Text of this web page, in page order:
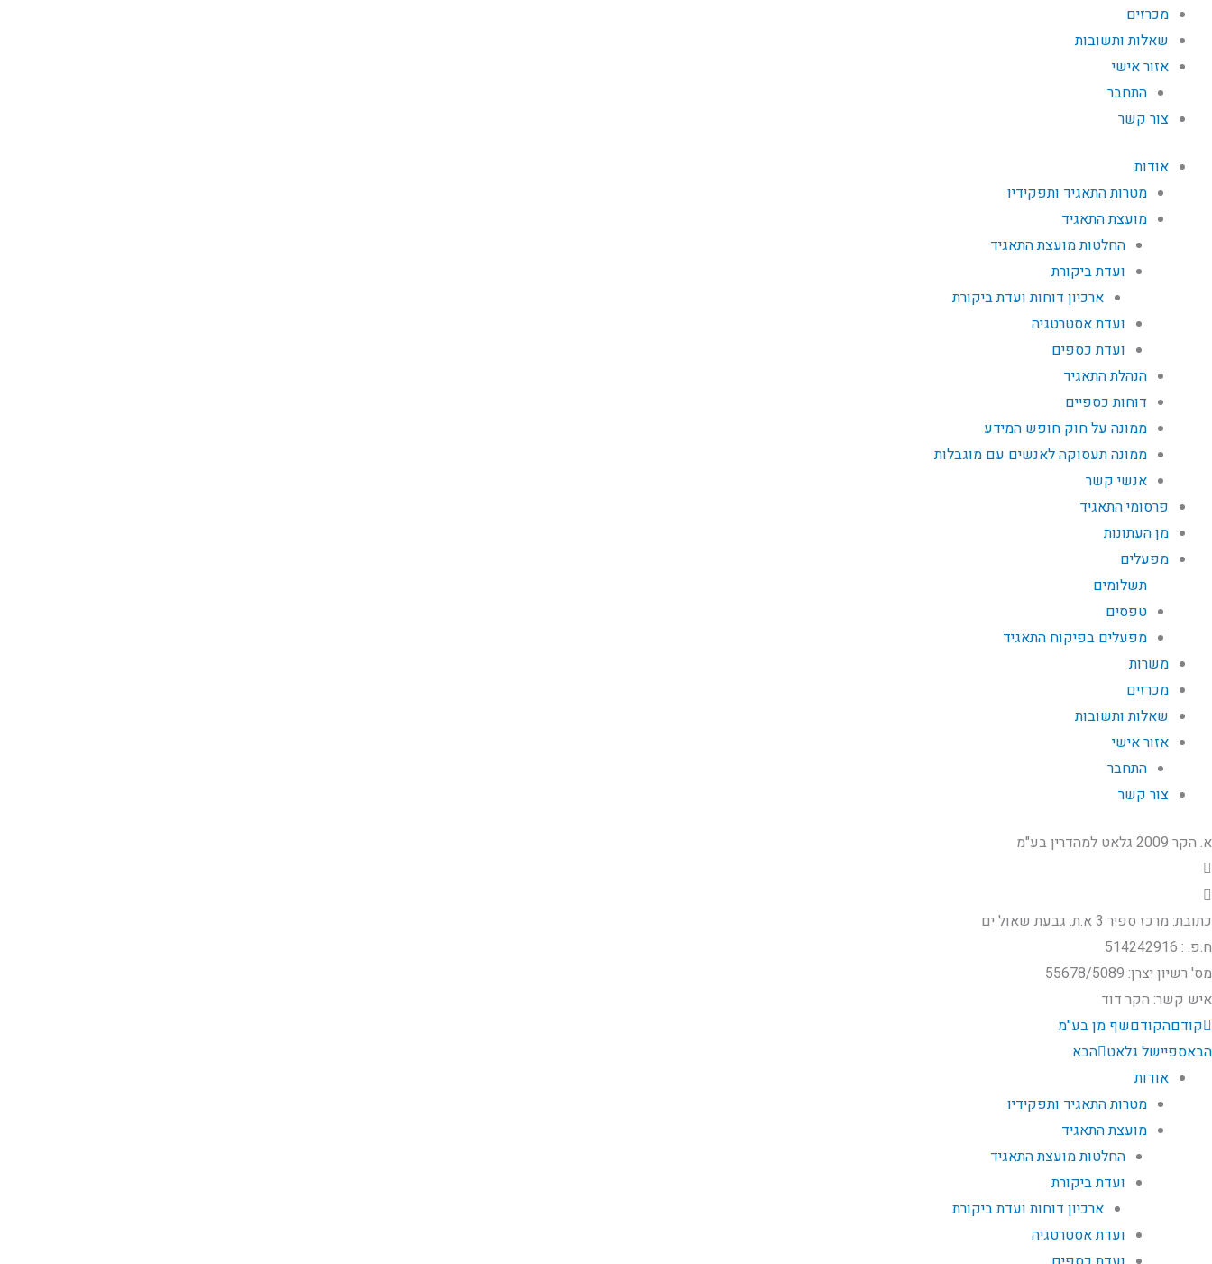
מכרזים
שאלות ותשובות
אזור אישי
התחבר
צור קשר
אודות
מטרות התאגיד ותפקידיו
מועצת התאגיד
החלטות מועצת התאגיד
ועדת ביקורת
ארכיון דוחות ועדת ביקורת
ועדת אסטרטגיה
ועדת כספים
הנהלת התאגיד
דוחות כספיים
ממונה על חוק חופש המידע
ממונה תעסוקה לאנשים עם מוגבלות
אנשי קשר
פרסומי התאגיד
מן העתונות
מפעלים
תשלומים
טפסים
מפעלים בפיקוח התאגיד
משרות
מכרזים
שאלות ותשובות
אזור אישי
התחבר
צור קשר
א. הקר 2009 גלאט למהדרין בע"מ
כתובת: מרכז ספיר 3 א.ת. גבעת שאול ים
ח.פ. : 514242916
מס' רשיון יצרן:​ 55678/5089
איש קשר: הקר דוד
קודםהקודםשף מן בע"מ
הבאספיישל גלאט הבא
אודות
מטרות התאגיד ותפקידיו
מועצת התאגיד
החלטות מועצת התאגיד
ועדת ביקורת
ארכיון דוחות ועדת ביקורת
ועדת אסטרטגיה